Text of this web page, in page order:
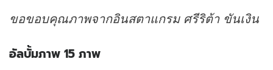
ขอขอบคุณภาพจากอินสตาแกรม ศรีริต้า ขันเงิน
อัลบั้มภาพ 15 ภาพ